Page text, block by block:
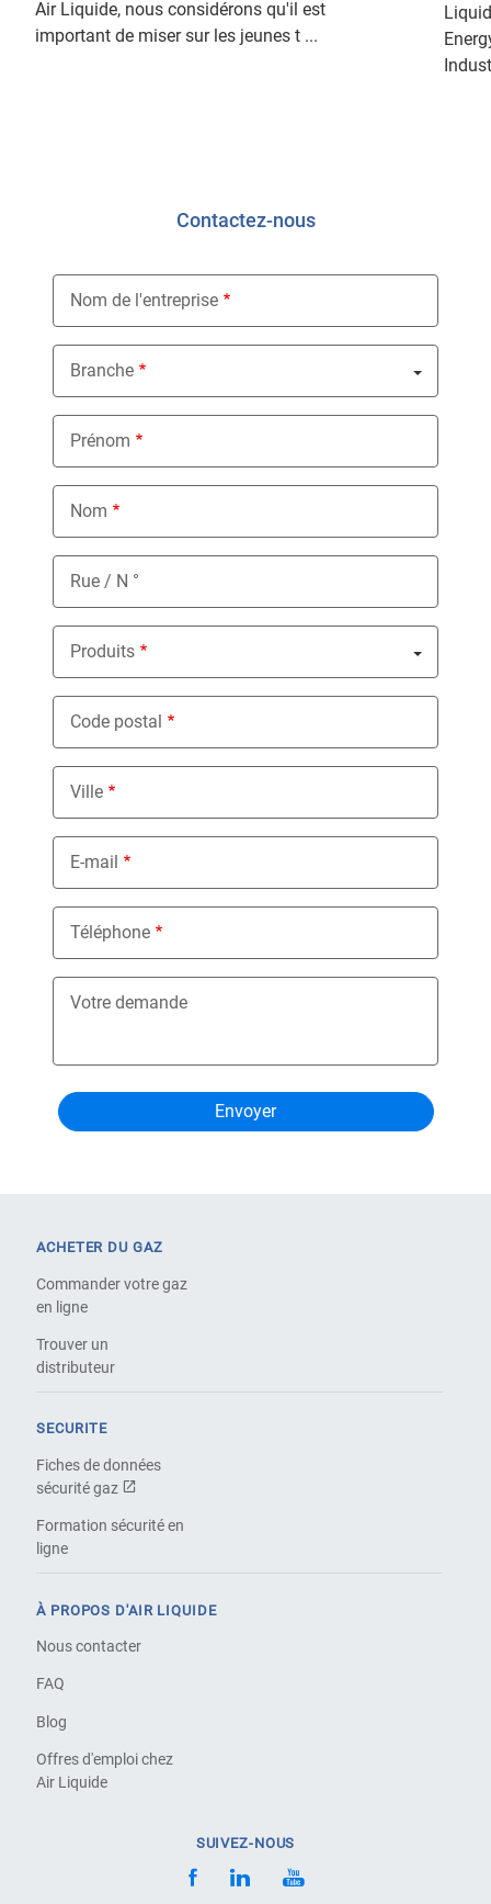
Air Liquide, nous considérons qu'il est
important de miser sur les jeunes t ...
Contactez-nous
Nom de l'entreprise
Branche
Nothing selected
Prénom
Nom
Rue / N °
Produits
Nothing selected
Code postal
Ville
E-mail
Téléphone
Votre demande
ACHETER DU GAZ
Commander votre gaz
en ligne
Trouver un
distributeur
SECURITE
Fiches de données
sécurité gaz
Formation sécurité en
ligne
À PROPOS D'AIR LIQUIDE
Nous contacter
FAQ
Blog
Offres d'emploi chez
Air Liquide
SUIVEZ-NOUS